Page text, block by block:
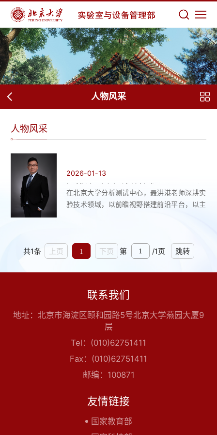
人物风采
人物风采
2026-01-13
深耕科研沃土 铸就技术匠心------记
北京大学聂洪港老师的实验技术坚守
在北京大学分析测试中心，聂洪港老师深耕实
验技术领域，以前瞻视野搭建前沿平台，以主
题，更以赤子之心投身国产仪器攻坚。凭借多
创新的关键“助推器”，更是推动国产分析仪器
建国内高校首个成像质谱显微镜科研服务平台
紧跟色谱、质谱领域前沿，敏锐发现当时在国
内还较为冷门的质谱成像技术，...
共1条 上页 1 下页 第 /1页 跳转
联系我们
地址：北京市海淀区颐和园路5号北京大学燕园大厦9
层
Tel：(010)62751411
Fax：(010)62751411
邮编：100871
友情链接
国家教育部